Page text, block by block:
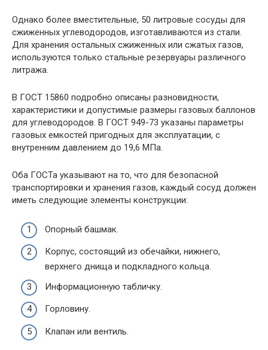
Однако более вместительные, 50 литровые сосуды для
сжиженных углеводородов, изготавливаются из стали.
Для хранения остальных сжиженных или сжатых газов,
используются только стальные резервуары различного
литража.
В ГОСТ 15860 подробно описаны разновидности,
характеристики и допустимые размеры газовых баллонов
для углеводородов. В ГОСТ 949-73 указаны параметры
газовых емкостей пригодных для эксплуатации, с
внутренним давлением до 19,6 МПа.
Оба ГОСТа указывают на то, что для безопасной
транспортировки и хранения газов, каждый сосуд должен
иметь следующие элементы конструкции:
Опорный башмак.
Корпус, состоящий из обечайки, нижнего,
верхнего днища и подкладного кольца.
Информационную табличку.
Горловину.
Клапан или вентиль.